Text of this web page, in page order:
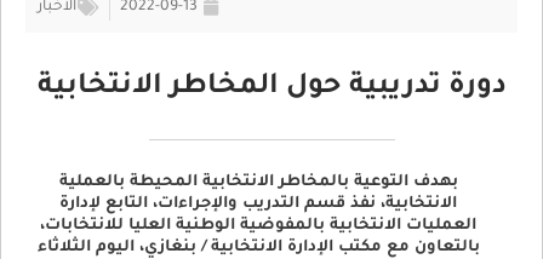
2022-09-13 الأخبار
دورة تدريبية حول المخاطر الانتخابية
بهدف التوعية بالمخاطر الانتخابية المحيطة بالعملية
الانتخابية، نفذ قسم التدريب والإجراءات، التابع لإدارة
العمليات الانتخابية بالمفوضية الوطنية العليا للانتخابات،
بالتعاون مع مكتب الإدارة الانتخابية / بنغازي، اليوم الثلاثاء